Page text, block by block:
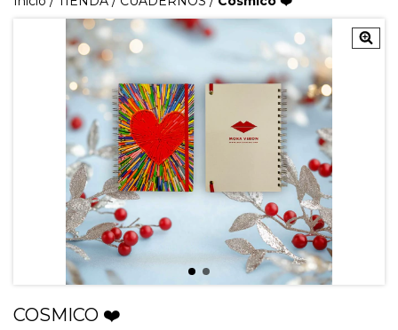
COSMICO ❤️